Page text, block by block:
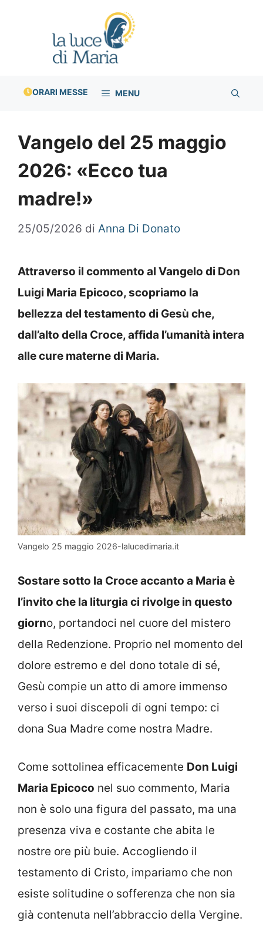
ORARI MESSE MENU
Vangelo del 25 maggio
2026: «Ecco tua
madre!»
25/05/2026 di Anna Di Donato
Attraverso il commento al Vangelo di Don
Luigi Maria Epicoco, scopriamo la
bellezza del testamento di Gesù che,
dall’alto della Croce, affida l’umanità intera
alle cure materne di Maria.
Vangelo 25 maggio 2026-lalucedimaria.it
Sostare sotto la Croce accanto a Maria è
l’invito che la liturgia ci rivolge in questo
giorno, portandoci nel cuore del mistero
della Redenzione. Proprio nel momento del
dolore estremo e del dono totale di sé,
Gesù compie un atto di amore immenso
verso i suoi discepoli di ogni tempo: ci
dona Sua Madre come nostra Madre.
Come sottolinea efficacemente Don Luigi
Maria Epicoco nel suo commento, Maria
non è solo una figura del passato, ma una
presenza viva e costante che abita le
nostre ore più buie. Accogliendo il
testamento di Cristo, impariamo che non
esiste solitudine o sofferenza che non sia
già contenuta nell’abbraccio della Vergine.